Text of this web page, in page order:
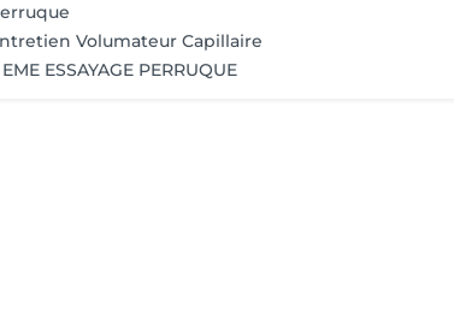
Volumateur Capillaire
ESSAYAGE PERRUQUE